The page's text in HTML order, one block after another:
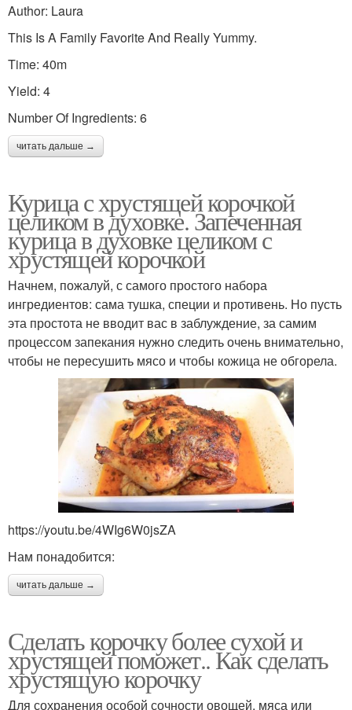
Author: Laura
This Is A Family Favorite And Really Yummy.
Time: 40m
Yield: 4
Number Of Ingredients: 6
читать дальше →
Курица с хрустящей корочкой
целиком в духовке. Запеченная
курица в духовке целиком с
хрустящей корочкой
Начнем, пожалуй, с самого простого набора
ингредиентов: сама тушка, специи и противень. Но пусть
эта простота не вводит вас в заблуждение, за самим
процессом запекания нужно следить очень внимательно,
чтобы не пересушить мясо и чтобы кожица не обгорела.
https://youtu.be/4WIg6W0jsZA
Нам понадобится:
читать дальше →
Сделать корочку более сухой и
хрустящей поможет.. Как сделать
хрустящую корочку
Для сохранения особой сочности овощей, мяса или